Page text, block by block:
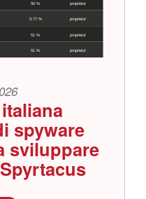
spyware
sviluppare